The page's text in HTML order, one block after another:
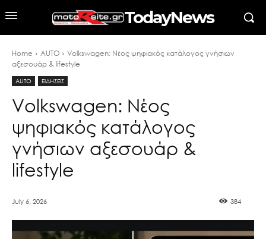
TodayNews
Home AUTO
Volkswagen: Νέος ψηφιακός κατάλογος γνήσιων
αξεσουάρ & lifestyle
AUTO ΕΙΔΗΣΕΙΣ
Volkswagen: Νέος
ψηφιακός κατάλογος
γνήσιων αξεσουάρ &
lifestyle
July 6, 2026 384